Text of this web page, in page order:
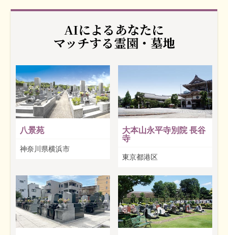
AIによるあなたに
マッチする霊園・墓地
八景苑
神奈川県横浜市
大本山永平寺別院 長谷
寺
東京都港区